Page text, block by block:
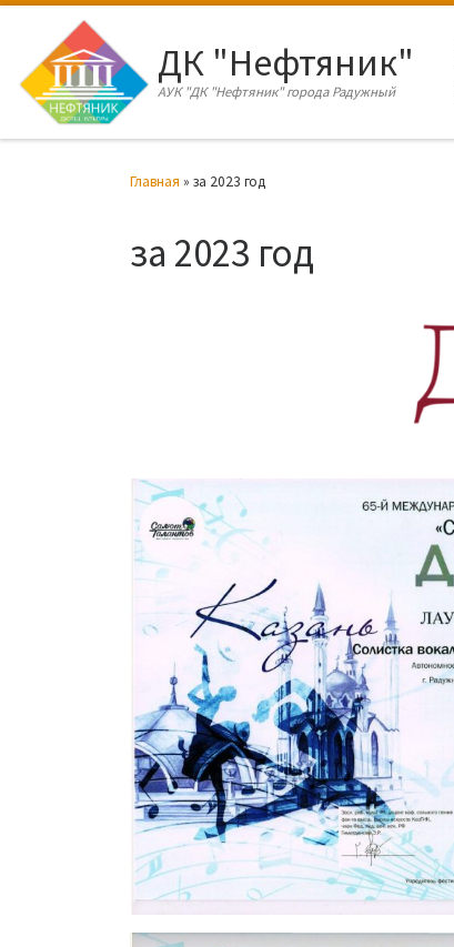
Перейти к содержимому
ДК "Нефтяник"
АУК "ДК "Нефтяник" города Радужный
Главная » за 2023 год
за 2023 год